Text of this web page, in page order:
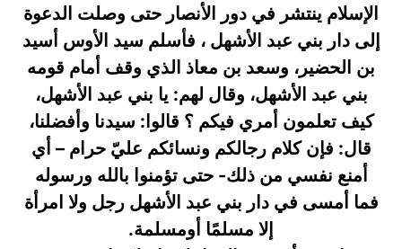
الإسلام ينتشر في دور الأنصار حتى وصلت الدعوة
إلى دار بني عبد الأشهل ، فأسلم سيد الأوس أسيد
بن الحضير، وسعد بن معاذ الذي وقف أمام قومه
بني عبد الأشهل، وقال لهم: يا بني عبد الأشهل،
كيف تعلمون أمري فيكم ؟ قالوا: سيدنا وأفضلنا،
قال: فإن كلام رجالكم ونسائكم عليّ حرام – أي
أمنع نفسي من ذلك- حتى تؤمنوا بالله ورسوله
فما أمسى في دار بني عبد الأشهل رجل ولا امرأة
إلا مسلمًا أومسلمة.